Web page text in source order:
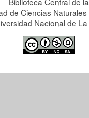
de Ciencias
Nacional de La